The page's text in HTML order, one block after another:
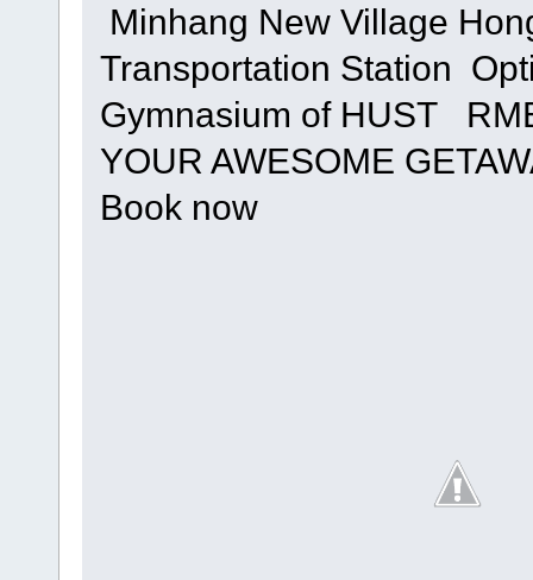
 Minhang New Village
Transportation Station 
Gymnasium of HUST
YOUR AWESOME
Book now